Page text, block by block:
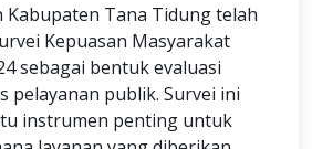
Kabupaten Tana Tidung telah
Kepuasan Masyarakat
sebagai bentuk evaluasi
pelayanan publik. Survei ini
instrumen penting untuk